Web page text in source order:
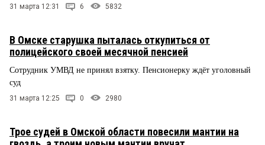
31 марта 12:31 6 5832
В Омске старушка пыталась откупиться от
полицейского своей месячной пенсией
Сотрудник УМВД не принял взятку. Пенсионерку ждёт уголовный
суд
31 марта 12:25 0 2980
Трое судей в Омской области повесили мантии на